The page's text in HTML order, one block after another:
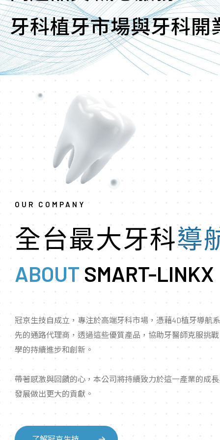
牙科植牙市場與牙科開
OUR COMPANY
全台最大牙科導
ABOUT SMART-LINKX
冠京生技自成立，專注於高端牙科市場，憑藉4D植牙導航
先的通路代理商，透過這些優質產品，協助牙醫師克服挑
學的持續進步和創新。
帶著感激與回饋的心，本公司將持續致力於這一產業的成
發展做出更大的貢獻。